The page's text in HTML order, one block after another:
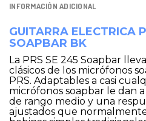
INFORMACIÓN ADICIONAL
GUITARRA ELECTRICA
SOAPBAR BK
La PRS SE 245 Soapbar
clásicos de los micrófonos
PRS. Adaptables a casi
micrófonos soapbar le dan
de rango medio y una
ajustados que